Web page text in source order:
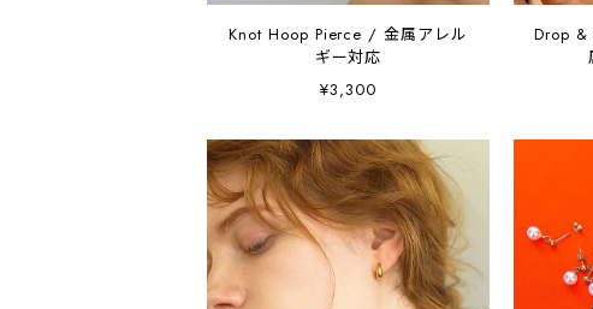
Knot Hoop Pierce / 金属アレル
ギー対応
¥3,300
Drop